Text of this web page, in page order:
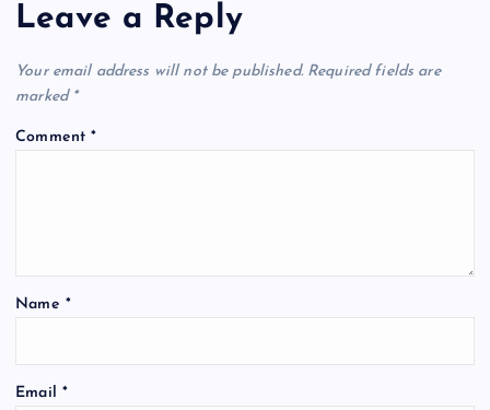
Leave a Reply
Your email address will not be published. Required fields are
marked *
Comment*
Name *
Email *